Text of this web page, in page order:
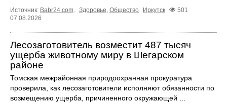
Источник: Babr24.com Здоровье Общество Иркутск
501
07.08.2026
Лесозаготовитель возместит 487 тысяч
ущерба животному миру в Шегарском
районе
Томская межрайонная природоохранная прокуратура
проверила, как лесозаготовители исполняют обязанности по
возмещению ущерба, причиненного окружающей ...